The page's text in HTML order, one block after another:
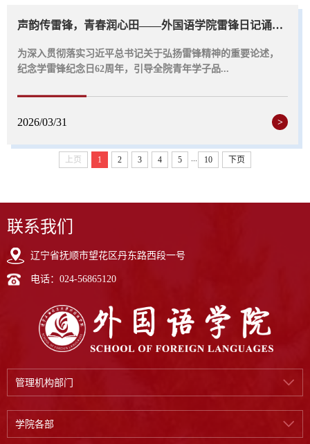
声韵传雷锋，青春润心田——外国语学院雷锋日记诵读活动圆满落幕
为深入贯彻落实习近平总书记关于弘扬雷锋精神的重要论述，
纪念学雷锋纪念日62周年，引导全院青年学子品...
2026/03/31 >
上页 1 2 3 4 5 ... 10 下页
联系我们
辽宁省抚顺市望花区丹东路西段一号
电话：024-56865120
管理机构部门
学院各部